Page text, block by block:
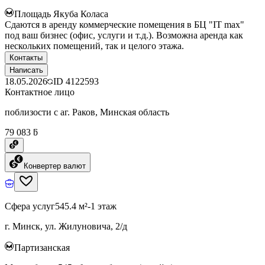
Площадь Якуба Коласа
Сдаются в аренду коммерческие помещения в БЦ "IT max"
под ваш бизнес (офис, услуги и т.д.). Возможна аренда как
нескольких помещений, так и целого этажа.
Контакты
Написать
18.05.2026 ID 4122593
Контактное лицо
поблизости с аг. Раков, Минская область
79 083 ƃ
Конвертер валют
Сфера услуг545.4 м²-1 этаж
г. Минск, ул. Жилуновича, 2/д
Партизанская